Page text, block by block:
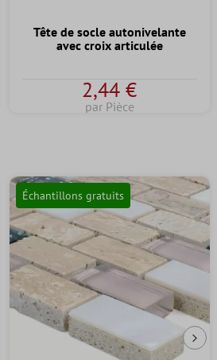
Tête de socle autonivelante
avec croix articulée
2,44 €
par Pièce
Échantillons gratuits